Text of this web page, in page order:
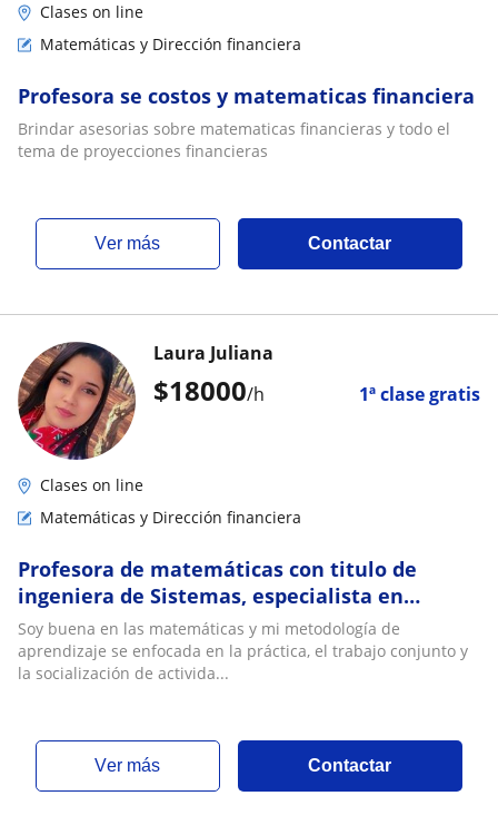
Clases on line
Matemáticas y Dirección financiera
Profesora se costos y matematicas financiera
Brindar asesorias sobre matematicas financieras y todo el
tema de proyecciones financieras
ver más Contactar
$18000/h 1ª clase gratis
Laura Juliana
Clases on line
Matemáticas y Dirección financiera
Profesora de matemáticas con titulo de
ingeniera de Sistemas, especialista en
auditoría de sistemas y magister en gobierno
de TI
Soy buena en las matemáticas y mi metodología de
aprendizaje se enfocada en la práctica, el trabajo conjunto y
la socialización de activida...
ver más Contactar